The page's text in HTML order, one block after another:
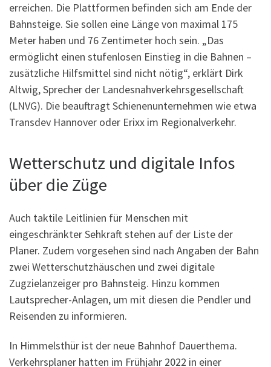
erreichen. Die Plattformen befinden sich am Ende der
Bahnsteige. Sie sollen eine Länge von maximal 175
Meter haben und 76 Zentimeter hoch sein. „Das
ermöglicht einen stufenlosen Einstieg in die Bahnen –
zusätzliche Hilfsmittel sind nicht nötig“, erklärt Dirk
Altwig, Sprecher der Landesnahverkehrsgesellschaft
(LNVG). Die beauftragt Schienenunternehmen wie etwa
Transdev Hannover oder Erixx im Regionalverkehr.
Wetterschutz und digitale Infos
über die Züge
Auch taktile Leitlinien für Menschen mit
eingeschränkter Sehkraft stehen auf der Liste der
Planer. Zudem vorgesehen sind nach Angaben der Bahn
zwei Wetterschutzhäuschen und zwei digitale
Zugzielanzeiger pro Bahnsteig. Hinzu kommen
Lautsprecher-Anlagen, um mit diesen die Pendler und
Reisenden zu informieren.
In Himmelsthür ist der neue Bahnhof Dauerthema.
Verkehrsplaner hatten im Frühjahr 2022 in einer